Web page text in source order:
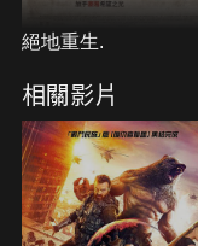
絕地重生.
相關影片